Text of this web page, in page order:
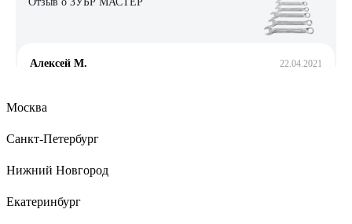
Алексей М. 22.04.2021
4 отзыва
Москва
Санкт-Петербург
Нижний Новгород
Екатеринбург